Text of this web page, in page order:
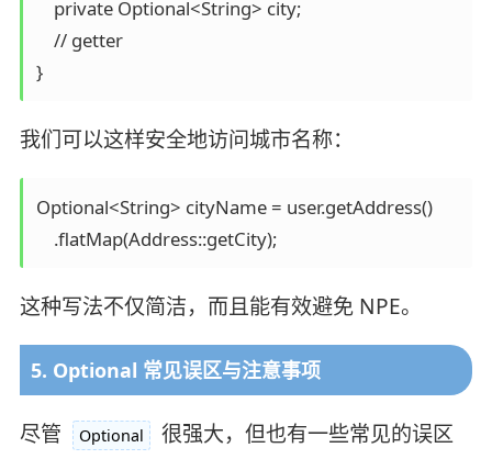
    private Optional<String> city;
    // getter
}
我们可以这样安全地访问城市名称：
Optional<String> cityName = user.getAddress()
    .flatMap(Address::getCity);
这种写法不仅简洁，而且能有效避免 NPE。
5. Optional 常见误区与注意事项
尽管 Optional
很强大，但也有一些常见的误区